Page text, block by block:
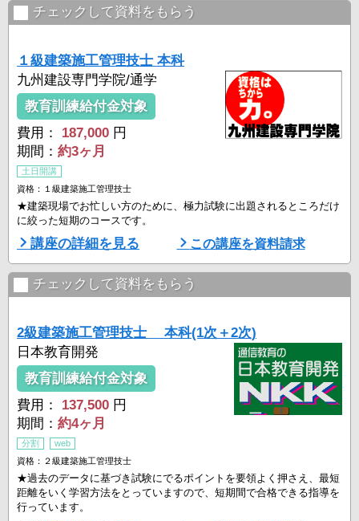
チェックして資料をもらう
１級建築施工管理技士 本科
九州建設専門学院/通学
教育訓練給付金対象
費用：
187,000 円
期間： 約3ヶ月
土日開講
資格：１級建築施工管理技士
★建築現場でお忙しい方のために、極力試験に出題されるところだけ
に絞った短期のコースです。
講座の詳細を見る この講座を資料請求
チェックして資料をもらう
2級建築施工管理技士 本科(1次＋2次)
日本教育開発
教育訓練給付金対象
費用：
137,500 円
期間： 約4ヶ月
分割
web
資格：２級建築施工管理技士
★過去のデータに基づき試験にでるポイントを要領よく押さえ、最短
距離をいく学習方法をとっていますので、短期間で合格できる指導を
行っています。